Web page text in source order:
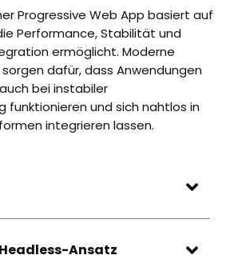
Progressive Web App basiert auf
Performance, Stabilität und
ermöglicht. Moderne
dafür, dass Anwendungen
bei instabiler
funktionieren und sich nahtlos in
integrieren lassen.
Ansatz